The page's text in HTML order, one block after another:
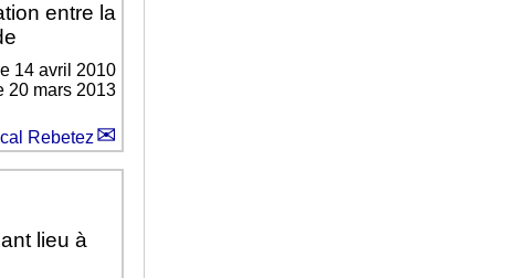
entre la
14 avril 2010
20 mars 2013
Rebetez
lieu à